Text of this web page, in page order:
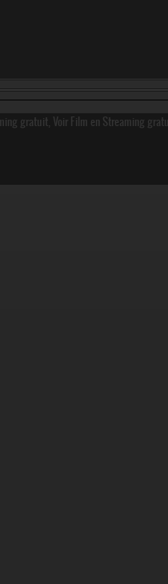
gratuit, Voir Film en Streaming